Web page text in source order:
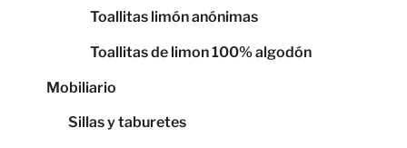
Toallitas limón anónimas
Toallitas de limon 100% algodón
Mobiliario
Sillas y taburetes